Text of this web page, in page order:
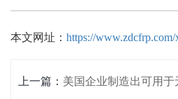
本文网址： https://
上一篇：